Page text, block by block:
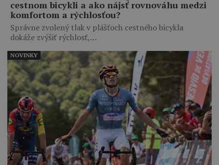
cestnom bicykli a ako nájsť rovnováhu medzi
komfortom a rýchlosťou?
Správne zvolený tlak v plášťoch cestného bicykla
dokáže zvýšiť rýchlosť,…
NOVINKY